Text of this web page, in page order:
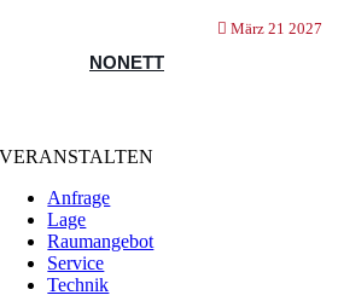
März 21 2027
NONETT
VERANSTALTEN
Anfrage
Lage
Raumangebot
Service
Technik